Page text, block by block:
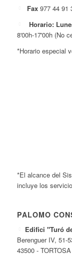
Fax 977 44 91
Horario:
8'00h-17'00h (No
*Horario especial
*El alcance del
incluye los
PALOMO
Edifici "Turó
Berenguer IV, 51-
43500 - TORTOSA